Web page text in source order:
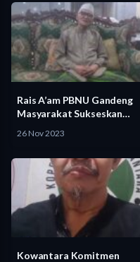
Rais A’am PBNU Gandeng
Masyarakat Sukseskan
26 Nov 2023
Kowantara Komitmen